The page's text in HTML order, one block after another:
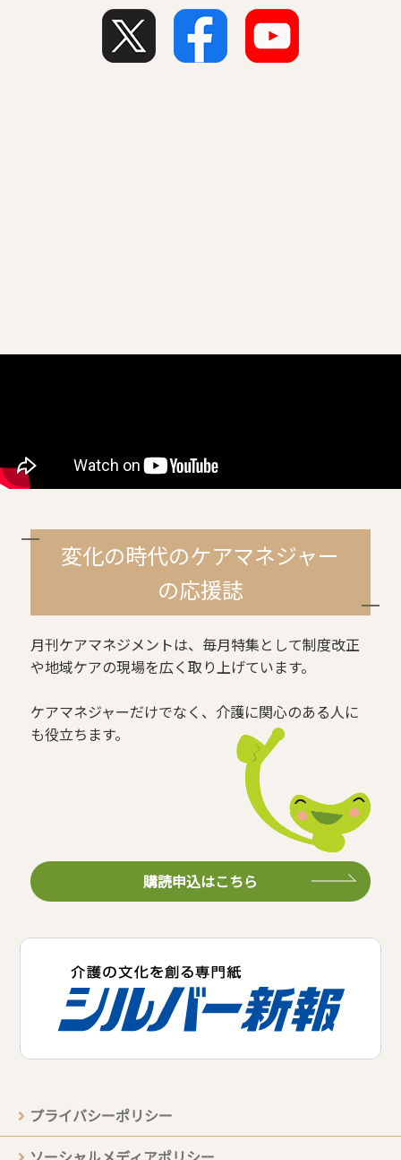
変化の時代のケアマネジャー
の応援誌
月刊ケアマネジメントは、毎月特集として制度改正
や地域ケアの現場を広く取り上げています。
ケアマネジャーだけでなく、介護に関心のある人に
も役立ちます。
購読申込はこちら
プライバシーポリシー